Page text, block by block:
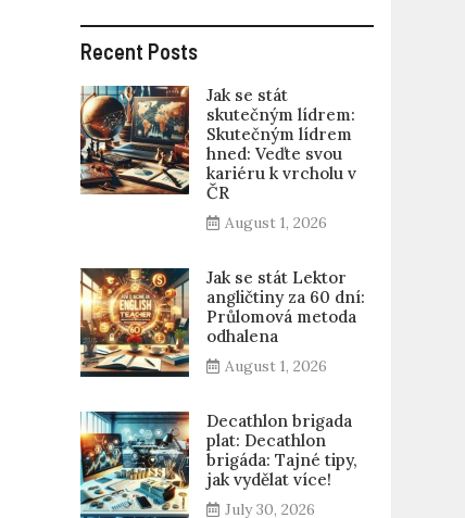
Recent Posts
Jak se stát
skutečným lídrem:
Skutečným lídrem
hned: Veďte svou
kariéru k vrcholu v
ČR
August 1, 2026
Jak se stát Lektor
angličtiny za 60 dní:
Průlomová metoda
odhalena
August 1, 2026
Decathlon brigada
plat: Decathlon
brigáda: Tajné tipy,
jak vydělat více!
July 30, 2026